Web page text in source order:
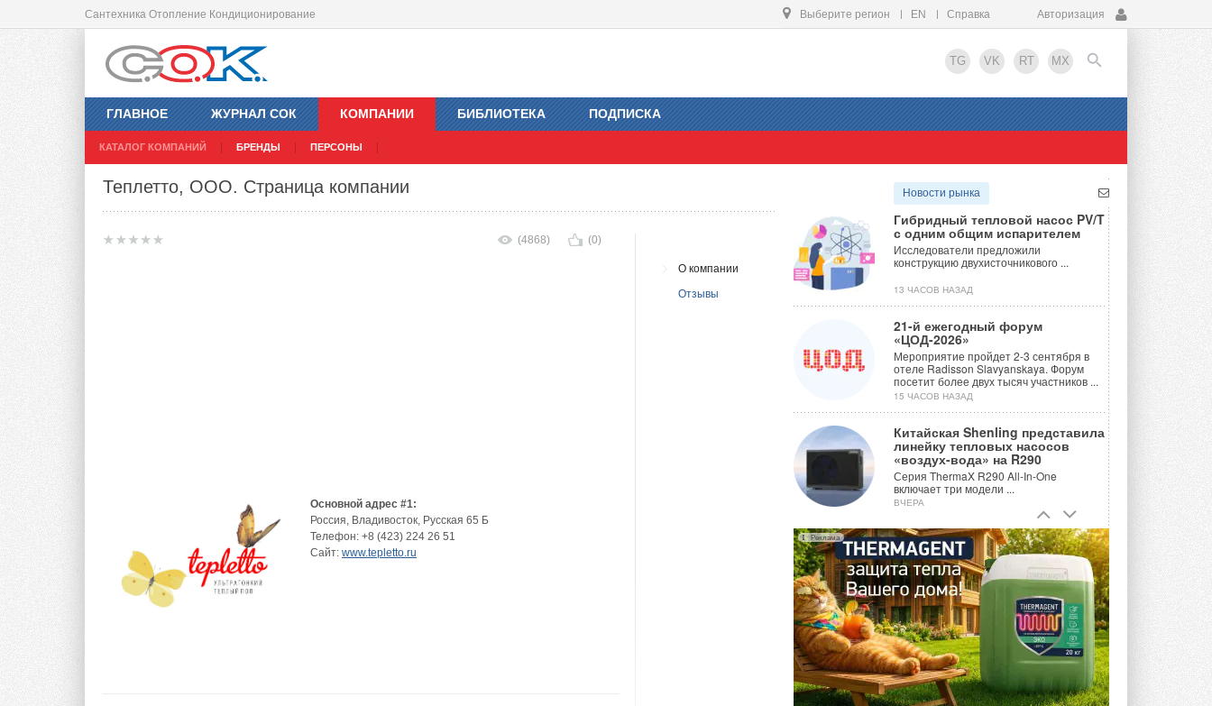
Сантехника Отопление Кондиционирование Выберите регион EN Справка Авторизация
TG VK RT MX
ГЛАВНОЕ ЖУРНАЛ СОК КОМПАНИИ
КАТАЛОГ КОМПАНИЙ БРЕНДЫ ПЕРСОНЫ
БИБЛИОТЕКА ПОДПИСКА
EN
Теплетто, ООО. Страница компании
О компании
Отзывы
(4868) (0)
Основной адрес #1:
Россия, Владивосток, Русская 65 Б
Телефон: +8 (423) 224 26 51
Сайт: www.tepletto.ru
Новости рынка
Гибридный тепловой насос PV/T
с одним общим испарителем
Исследователи предложили
конструкцию двухисточникового ...
13 ЧАСОВ НАЗАД
21-й ежегодный форум
«ЦОД-2026»
Мероприятие пройдет 2-3 сентября в
отеле Radisson Slavyanskaya. Форум
посетит более двух тысяч участников ...
15 ЧАСОВ НАЗАД
Китайская Shenling представила
линейку тепловых насосов
«воздух-вода» на R290
Серия ThermaX R290 All-In-One
включает три модели ...
ВЧЕРА
Тепловые насосы в связке с
солнечной генерацией и
накопителем снижают
потребление на 60%
Исследователи из Италии установили ...
ВЧЕРА
«РУСКЛИМАТ Fest 2026» в Уфе
собрал свыше 700 профи
климатической отрасли
Организатором выступил торгово-
производственный холдинг ...
Реклама